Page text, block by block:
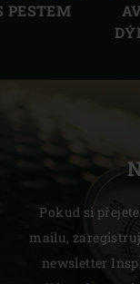
PESTEM
Pokud si
mailu,
newsletter